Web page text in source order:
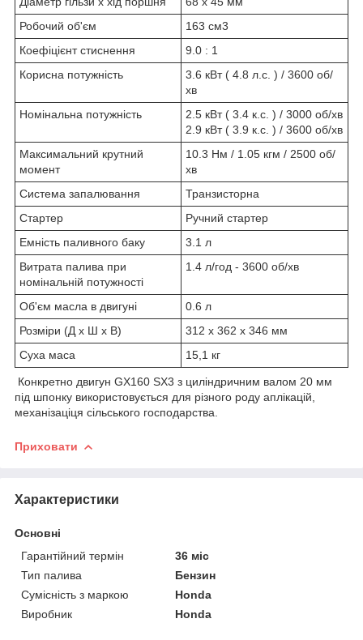
Робочий об'єм
163 см3
Коефіцієнт стиснення
9.0 : 1
Корисна потужність
3.6 кBт ( 4.8 л.c. ) / 3600 об/
хв
Номінальна потужність
2.5 кBт ( 3.4 к.c. ) / 3000 об/хв
2.9 кBт ( 3.9 к.c. ) / 3600 об/хв
Максимальний крутний
момент
10.3 Нм / 1.05 кгм / 2500 об/
хв
Система запалювання
Транзисторна
Стартер
Ручний стартер
Емність паливного баку
3.1 л
Витрата палива при
номінальній потужності
1.4 л/год - 3600 об/хв
Об'єм масла в двигуні
0.6 л
Розміри (Д х Ш х В)
312 x 362 x 346 мм
Суха маса
15,1 кг
Конкретно двигун GX160 SX3 з циліндричним валом 20 мм
під шпонку використовується для різного роду аплікацій,
механізаціця сільського господарства.
Приховати
Характеристики
Основні
Гарантійний термін
36 міс
Тип палива
Бензин
Сумісність з маркою
Honda
Виробник
Honda